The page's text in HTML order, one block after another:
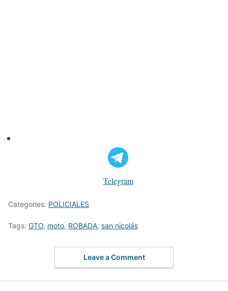
Telegram
Categories: POLICIALES
Tags: GTO, moto, ROBADA, san nicolás
Leave a Comment